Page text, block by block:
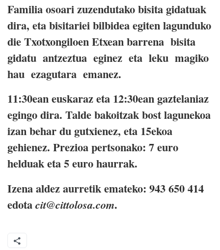
Familia osoari zuzendutako bisita gidatuak
dira, eta bisitariei bilbidea egiten lagunduko
die Txotxongiloen Etxean barrena bisita
gidatu antzeztua eginez eta leku magiko
hau ezagutara emanez.
11:30ean euskaraz eta 12:30ean gaztelaniaz
egingo dira. Talde bakoitzak bost lagunekoa
izan behar du gutxienez, eta 15ekoa
gehienez. Prezioa pertsonako: 7 euro
helduak eta 5 euro haurrak.
Izena aldez aurretik emateko: 943 650 414
edotacit@cittolosa.com.